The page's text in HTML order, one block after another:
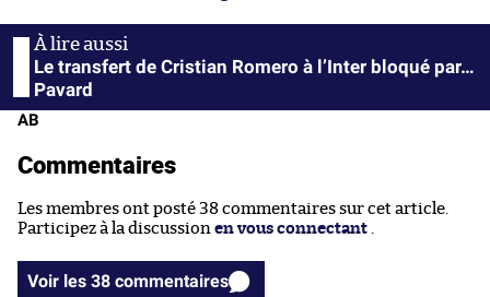
Le transfert de Cristian Romero à l’Inter bloqué par…
Pavard
AB
Commentaires
Les membres ont posté 38 commentaires sur cet article.
Participez à la discussion en vous connectant
Voir les 38 commentaires